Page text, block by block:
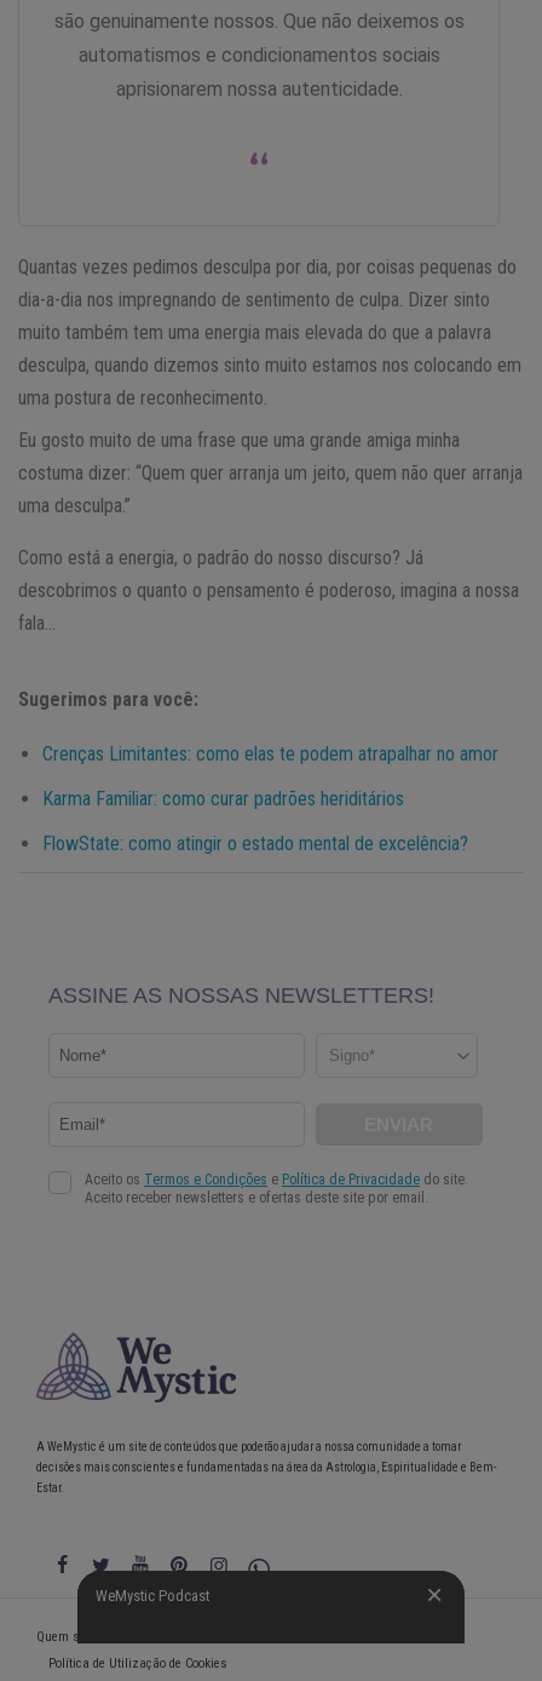
são genuinamente nossos. Que não deixemos os
automatismos e condicionamentos sociais
aprisionarem nossa autenticidade.
“
Quantas vezes pedimos desculpa por dia, por coisas pequenas do
dia-a-dia nos impregnando de sentimento de culpa. Dizer sinto
muito também tem uma energia mais elevada do que a palavra
desculpa, quando dizemos sinto muito estamos nos colocando em
uma postura de reconhecimento.
Eu gosto muito de uma frase que uma grande amiga minha
costuma dizer: “Quem quer arranja um jeito, quem não quer arranja
uma desculpa.”
Como está a energia, o padrão do nosso discurso? Já
descobrimos o quanto o pensamento é poderoso, imagina a nossa
fala…
Sugerimos para você:
Crenças Limitantes: como elas te podem atrapalhar no amor
Karma Familiar: como curar padrões heriditários
FlowState: como atingir o estado mental de excelência?
WeMystic Podcast
A WeMystic é um site de conteúdos que poderão ajudar a nossa comunidade a tomar
decisões mais conscientes e fundamentadas na área da Astrologia, Espiritualidade e Bem-
Estar.
WeMystic Podcast
Quem somos
Política de Utilização de Cookies